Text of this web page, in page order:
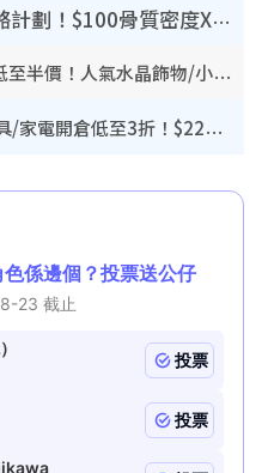
港大推賽馬會強化骨骼計劃！$100骨質密度X光檢查 完成免費運動訓練送超市禮券！附參加資格
Swarovski Outlet專區低至半價！人氣水晶飾物/小擺設$138起！迪士尼款/水晶高跟鞋都有平
廚具開倉｜特福Tefal廚具/家電開倉低至3折！$220起買平底鍋/炒鑊/湯煲！電飯煲/吸塵機/燙斗$418起